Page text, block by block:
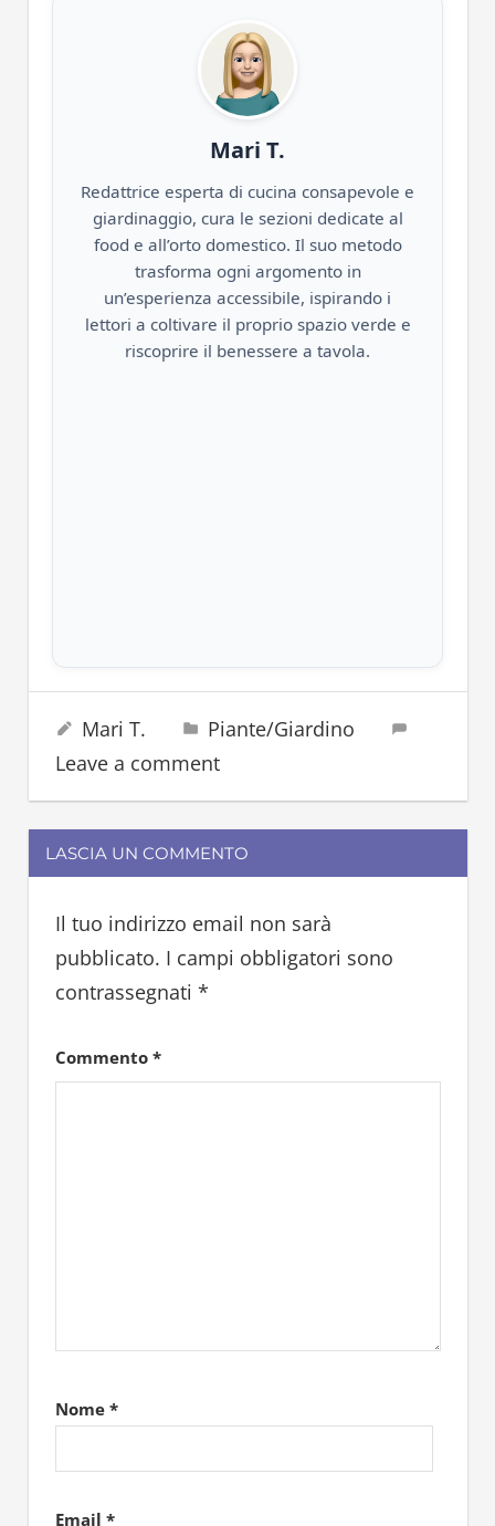
Mari T.
Redattrice esperta di cucina consapevole e
giardinaggio, cura le sezioni dedicate al
food e all’orto domestico. Il suo metodo
trasforma ogni argomento in
un’esperienza accessibile, ispirando i
lettori a coltivare il proprio spazio verde e
riscoprire il benessere a tavola.
piante9 Marzo 2026
Mari T.
Piante/Giardino
Leave a comment
LASCIA UN COMMENTO
Il tuo indirizzo email non sarà
pubblicato. I campi obbligatori sono
contrassegnati *
Commento *
Nome *
Email *